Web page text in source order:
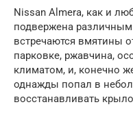
Nissan Almera, как и
подвержена
встречаются вмятины
парковке, ржавчина,
климатом, и, конечно
однажды попал в
восстанавливать